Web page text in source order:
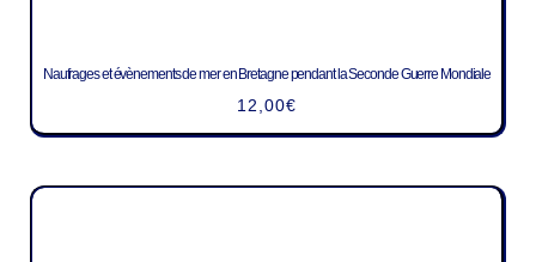
Naufrages et évènements de mer en Bretagne pendant la Seconde Guerre Mondiale
12,00€